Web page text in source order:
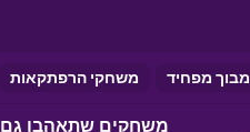
מבוך מפחיד משחקי הרפתקאות
משחקים שתאהבו גם